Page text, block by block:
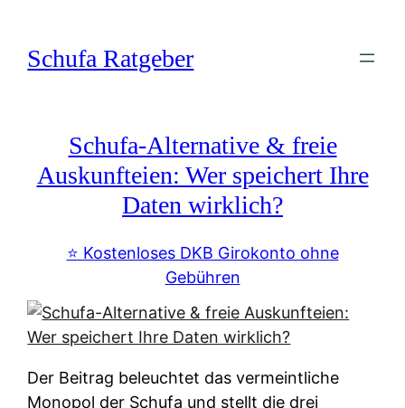
springen
Schufa Ratgeber
Schufa-Alternative & freie
Auskunfteien: Wer speichert Ihre
Daten wirklich?
⭐️ Kostenloses DKB Girokonto ohne
Gebühren
Der Beitrag beleuchtet das vermeintliche
Monopol der Schufa und stellt die drei